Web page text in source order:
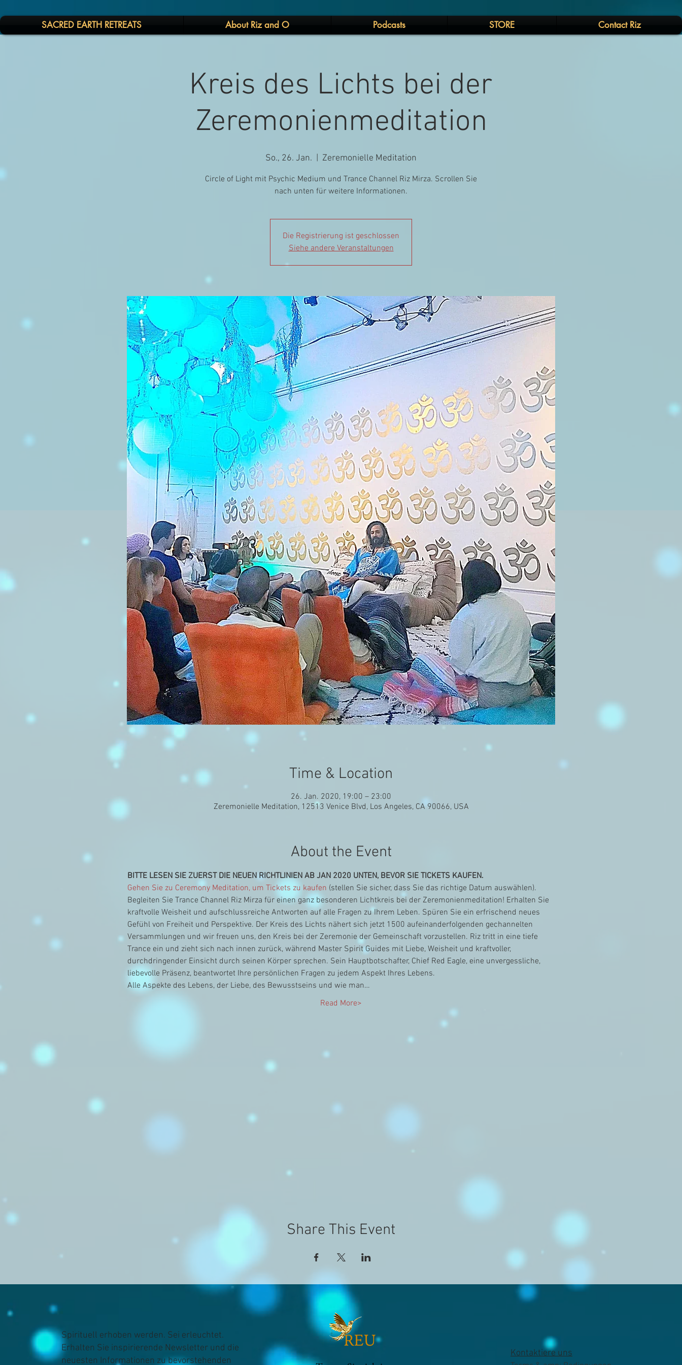
SACRED EARTH RETREATS About Riz and O Podcasts STORE Contact Riz
Kreis des Lichts bei der
Zeremonienmeditation
So., 26. Jan. Zeremonielle Meditation
Circle of Light mit Psychic Medium und Trance Channel Riz Mirza. Scrollen Sie
Die Registrierung ist geschlossen
Siehe andere Veranstaltungen
Time & Location
26. Jan. 2020, 19:00 – 23:00
Zeremonielle Meditation, 12513 Venice Blvd, Los Angeles, CA 90066, USA
About the Event
BITTE LESEN SIE ZUERST DIE NEUEN RICHTLINIEN AB JAN 2020 UNTEN, BEVOR SIE TICKETS KAUFEN.
Gehen Sie zu Ceremony Meditation, um Tickets zu kaufen (stellen Sie sicher, dass Sie das richtige Datum auswählen).
Begleiten Sie Trance Channel Riz Mirza für einen ganz besonderen Lichtkreis bei der Zeremonienmeditation! Erhalten Sie
kraftvolle Weisheit und aufschlussreiche Antworten auf alle Fragen zu Ihrem Leben. Spüren Sie ein erfrischend neues
Gefühl von Freiheit und Perspektive. Der Kreis des Lichts nähert sich jetzt 1500 aufeinanderfolgenden gechannelten
Versammlungen und wir freuen uns, den Kreis bei der Zeremonie der Gemeinschaft vorzustellen. Riz tritt in eine tiefe
Trance ein und zieht sich nach innen zurück, während Master Spirit Guides mit Liebe, Weisheit und kraftvoller,
durchdringender Einsicht durch seinen Körper sprechen. Sein Hauptbotschafter, Chief Red Eagle, eine unvergessliche,
liebevolle Präsenz, beantwortet Ihre persönlichen Fragen zu jedem Aspekt Ihres Lebens.
Alle Aspekte des Lebens, der Liebe, des Bewusstseins und wie man…
Read More>
Share This Event
Spirituell erhoben werden. Sei erleuchtet.
Erhalten Sie inspirierende Newsletter und die
neuesten Informationen zu bevorstehenden
Kontaktiere uns